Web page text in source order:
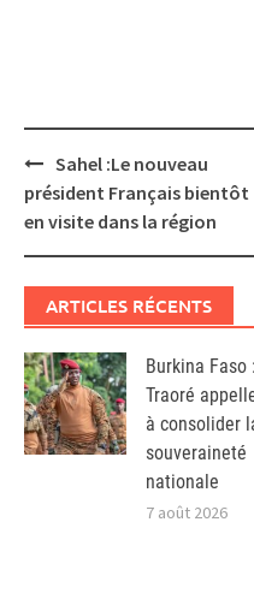
Post
navigation
Sahel :Le nouveau
président Français bientôt
en visite dans la région
ARTICLES RÉCENTS
Burkina Faso :
Traoré
à consolider
souveraineté
nationale
7 août 2026